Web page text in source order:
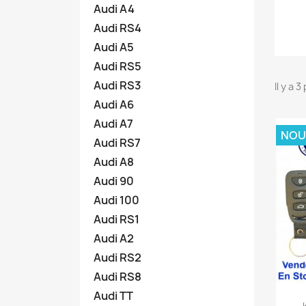
Audi A4
Audi RS4
Audi A5
Audi RS5
Audi RS3
Audi A6
Audi A7
Audi RS7
Audi A8
Audi 90
Audi 100
Audi RS1
Audi A2
Audi RS2
Audi RS8
Audi TT
Il y a